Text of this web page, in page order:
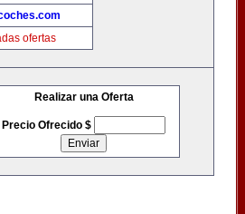
ofertas
Realizar una Oferta
Precio Ofrecido $